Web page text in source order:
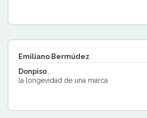
Emiliano Bermúdez
Donpiso
la longevidad de una marca